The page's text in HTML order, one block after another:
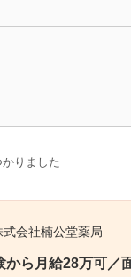
りました
式会社楠公堂薬局
から月給28万可